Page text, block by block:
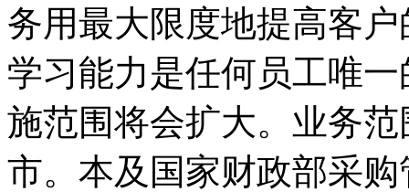
务用最大限度地提高客
学习能力是任何员工唯
施范围将会扩大。业务
市。本及国家财政部采